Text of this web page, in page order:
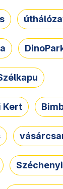
Kert